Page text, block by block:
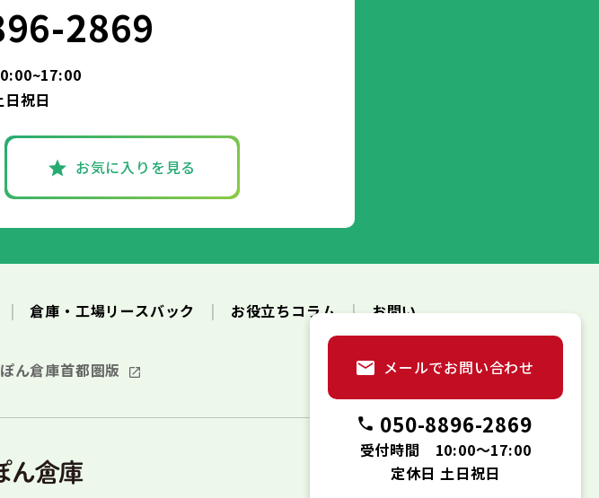
2869
祝日
お気に入りを見る
メールでお問い合わせ
050-8896-2869
受付時間 10:00～17:00
定休日 土日祝日
倉庫・工場リースバック お役立ちコラム
お問い
ん倉庫首都圏版